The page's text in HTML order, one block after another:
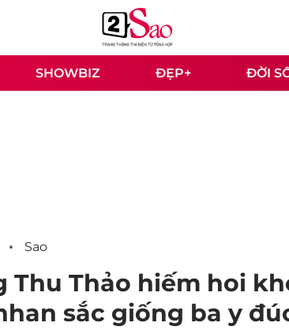
SHOWBIZ ĐẸP+ ĐỜI
Sao
Thu Thảo hiếm hoi
sắc giống ba y